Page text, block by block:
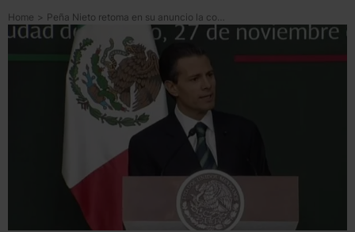
Home > Peña Nieto retoma en su anuncio la consigna de las protestas: “todos somos Ayotzinapa”